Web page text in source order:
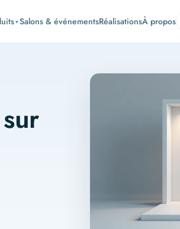
▼Salons & événementsRéalisationsÀ propos